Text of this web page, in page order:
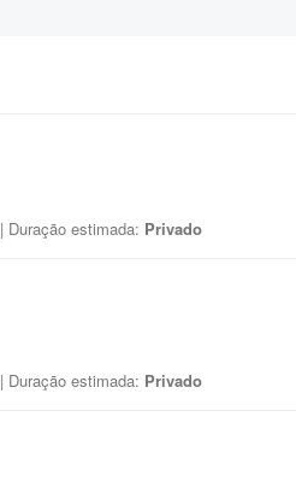
| Duração estimada: Privado
| Duração estimada: Privado